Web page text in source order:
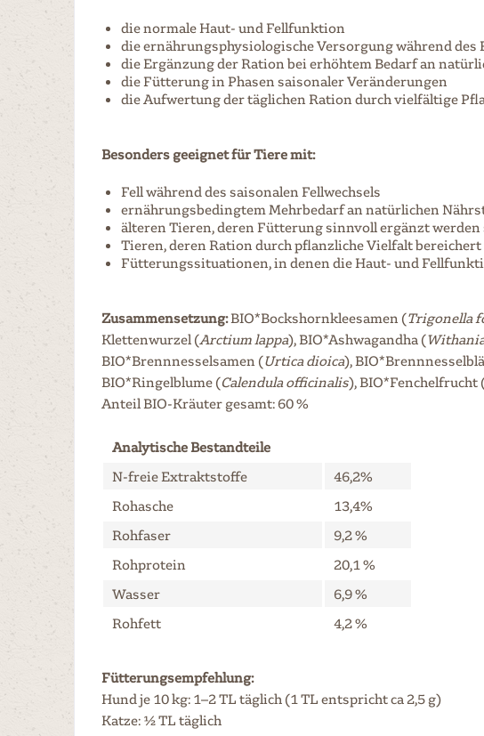
die normale Haut- und Fellfunktion
die ernährungsphysiologische Versorgung während des
die Ergänzung der Ration bei erhöhtem Bedarf an
die Fütterung in Phasen saisonaler Veränderungen
die Aufwertung der täglichen Ration durch vielfältige
Besonders geeignet für Tiere mit:
Fell während des saisonalen Fellwechsels
ernährungsbedingtem Mehrbedarf an natürlichen
älteren Tieren, deren Fütterung sinnvoll ergänzt werden
Tieren, deren Ration durch pflanzliche Vielfalt
Fütterungssituationen, in denen die Haut- und
Zusammensetzung:BIO*Bockshornkleesamen (Trigonella
Klettenwurzel (Arctium lappa), BIO*Ashwagandha (
BIO*Brennnesselsamen (Urtica dioica),
BIO*Ringelblume (Calendula officinalis), BIO*Fenchelfrucht
Anteil BIO-Kräuter gesamt: 60 %
Analytische Bestandteile
N-freie Extraktstoffe
46,2%
Rohasche
13,4%
Rohfaser
9,2 %
Rohprotein
20,1 %
Wasser
6,9 %
Rohfett
4,2 %
Fütterungsempfehlung:
Hund je 10 kg: 1–2 TL täglich (1 TL entspricht ca 2,5 g)
Katze: ½ TL täglich